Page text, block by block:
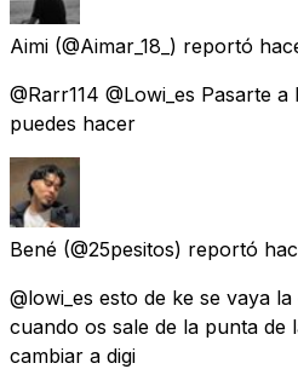
Aimi (@Aimar_18_) reportó
@Rarr114 @Lowi_es Pasarte
puedes hacer
Bené (@25pesitos) reportó
@lowi_es esto de ke se vaya
cuando os sale de la punta de
cambiar a digi